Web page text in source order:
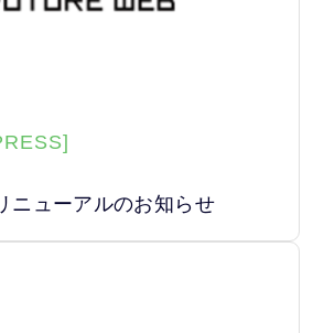
ニューアルのお知らせ